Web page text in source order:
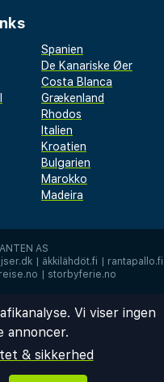
Spanien
De Kanariske Øer
Costa Blanca
Grækenland
Rhodos
Italien
Kroatien
Bulgarien
Marokko
Madeira
AS
| äkkilähdöt.fi | rantapallo.fi
| storbyferie.no
Vi viser ingen
annoncer.
& sikkerhed